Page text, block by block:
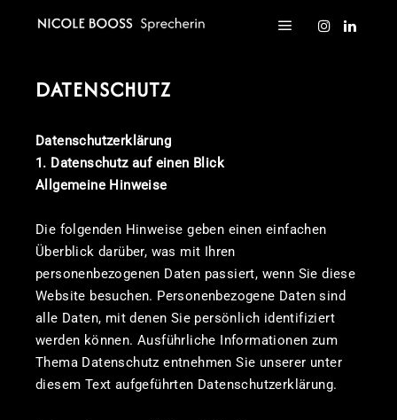
DATENSCHUTZ
Datenschutzerklärung
1. Datenschutz auf einen Blick
Allgemeine Hinweise
Die folgenden Hinweise geben einen einfachen
Überblick darüber, was mit Ihren
personenbezogenen Daten passiert, wenn Sie diese
Website besuchen. Personenbezogene Daten sind
alle Daten, mit denen Sie persönlich identifiziert
werden können. Ausführliche Informationen zum
Thema Datenschutz entnehmen Sie unserer unter
diesem Text aufgeführten Datenschutzerklärung.